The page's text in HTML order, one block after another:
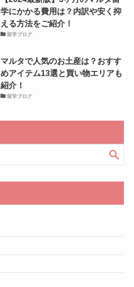
学にかかる費用は？内訳や安く抑
える方法をご紹介！
留学ブログ
マルタで人気のお土産は？おすす
めアイテム13選と買い物エリアも
紹介！
留学ブログ